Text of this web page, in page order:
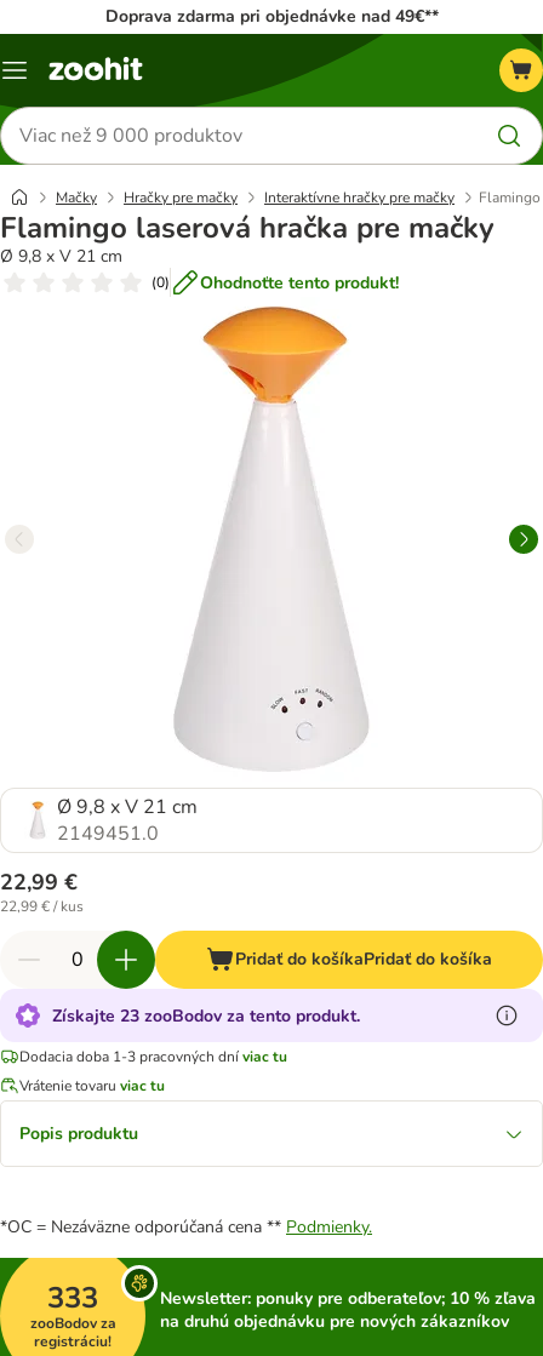
Doprava zdarma pri objednávke nad 49€**
Kategórie
Hľadať
produkty
Mačky Hračky pre mačky Interaktívne hračky pre mačky Flamingo
Flamingo laserová hračka pre mačky
Ø 9,8 x V 21 cm
(0) Ohodnoťte tento produkt!
Ø 9,8 x V 21 cm
2149451.0
22,99 €
22,99 € / kus
Pridať do košíkaPridať do košíka
Získajte 23 zooBodov za tento produkt.
Dodacia doba 1-3 pracovných dníviac tu
Vrátenie tovaru viac tu
Popis produktu
*OC = Nezáväzne odporúčaná cena ** Podmienky.
333
zooBodov za
registráciu!
Newsletter: ponuky pre odberateľov; 10 % zľava
na druhú objednávku pre nových zákazníkov